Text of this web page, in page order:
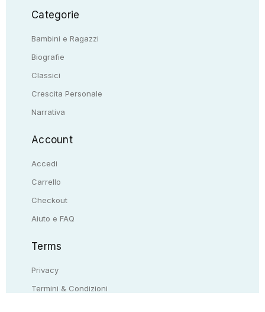
Categorie
Bambini e Ragazzi
Biografie
Classici
Crescita Personale
Narrativa
Account
Accedi
Carrello
Checkout
Aiuto e FAQ
Terms
Privacy
Termini & Condizioni